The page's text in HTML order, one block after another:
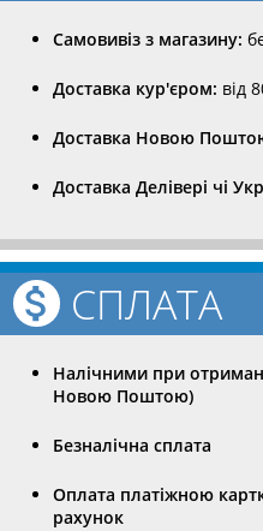
Самовивіз з магазину:
Доставка кур'єром: від
Доставка Новою
Доставка Делівері чі
СПЛАТА
Налічними при
Новою Поштою)
Безналічна сплата
Оплата платіжною
рахунок